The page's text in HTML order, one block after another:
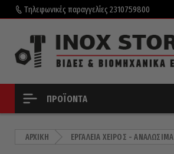
Τηλεφωνικές παραγγελίες 2310759800
ΠΡΟΪΌΝΤΑ
ΑΡΧΙΚΉ ΕΡΓΑΛΕΊΑ ΧΕΙΡΌΣ - ΑΝΑΛΏΣΙΜΑ